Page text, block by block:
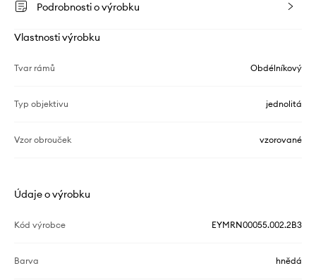
Podrobnosti o výrobku
Vlastnosti výrobku
Tvar rámů Obdélníkový
Typ objektivu jednolitá
Vzor obrouček vzorované
Údaje o výrobku
Kód výrobce EYMRN00055.002.2B3
Barva hnědá